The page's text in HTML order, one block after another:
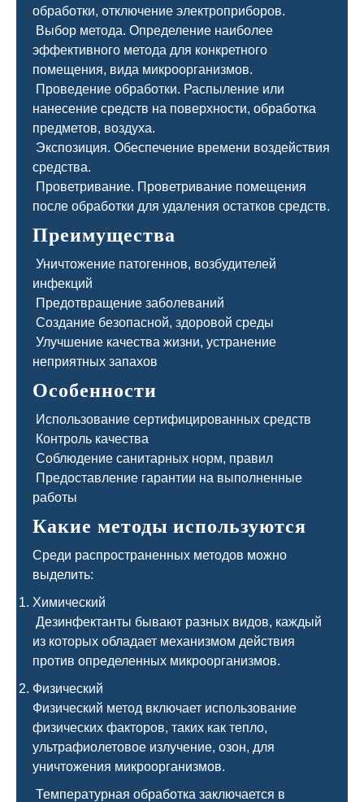
обработки, отключение электроприборов.
Выбор метода. Определение наиболее
эффективного метода для конкретного
помещения, вида микроорганизмов.
Проведение обработки. Распыление или
нанесение средств на поверхности, обработка
предметов, воздуха.
Экспозиция. Обеспечение времени воздействия
средства.
Проветривание. Проветривание помещения
после обработки для удаления остатков средств.
Преимущества
Уничтожение патогеннов, возбудителей
инфекций
Предотвращение заболеваний
Создание безопасной, здоровой среды
Улучшение качества жизни, устранение
неприятных запахов
Особенности
Использование сертифицированных средств
Контроль качества
Соблюдение санитарных норм, правил
Предоставление гарантии на выполненные
работы
Какие методы используются
Среди распространенных методов можно
выделить:
Химический
Дезинфектанты бывают разных видов, каждый
из которых обладает механизмом действия
против определенных микроорганизмов.
Физический
Физический метод включает использование
физических факторов, таких как тепло,
ультрафиолетовое излучение, озон, для
уничтожения микроорганизмов.
Температурная обработка заключается в